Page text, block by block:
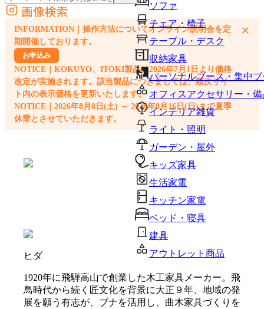
ソファ
チェア・椅子
テーブル・デスク
収納家具
パーソナルブース・集中
オフィスアクセサリー・備
インテリア雑貨
ライト・照明
ガーデン・屋外
キッズ家具
生活家電
キッチン家電
ベッド・寝具
建具
アウトレット商品
外部サイトの商品をカートに追加
他のサイトで見つけた商品ページのURLを貼り付けて、カートに追加できます
画像検索
INFORMATION｜操作方法についてオンライン説明会を定
期開催しております。
お申込み
NOTICE｜KOKUYO、ITOKI製品は2026年7月1日より価格
改定が実施されます。該当製品につきましては、順次サイ
ト内の表示価格を更新いたします。
NOTICE｜2026年8月8日(土) ～ 2026年8月16日(日)まで夏季
休業とさせていただきます。
×
ヒダ
1920年に飛騨高山で創業した木工家具メーカー。飛
鳥時代から続く匠文化を背景に大正９年、地域の発
展を願う有志が、ブナを活用し、曲木家具づくりを